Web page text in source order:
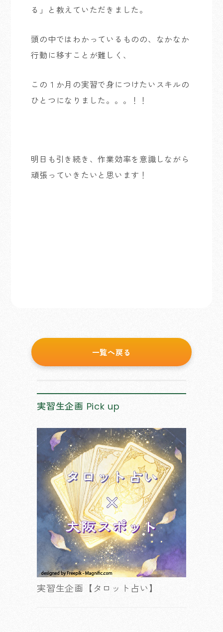
る」と教えていただきました。
頭の中ではわかっているものの、なかなか
行動に移すことが難しく、
この１か月の実習で身につけたいスキルの
ひとつになりました。。。！！
明日も引き続き、作業効率を意識しながら
頑張っていきたいと思います！
一覧へ戻る
実習生企画 Pick up
実習生企画【タロット占い】